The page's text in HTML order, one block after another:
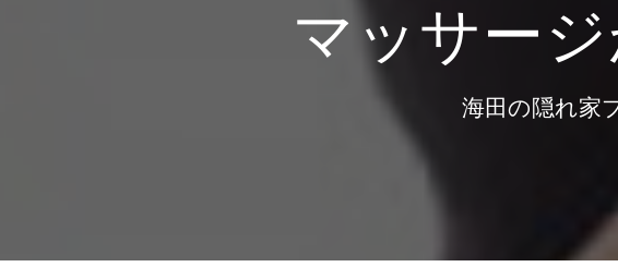
マッサー
海田の隠れ家